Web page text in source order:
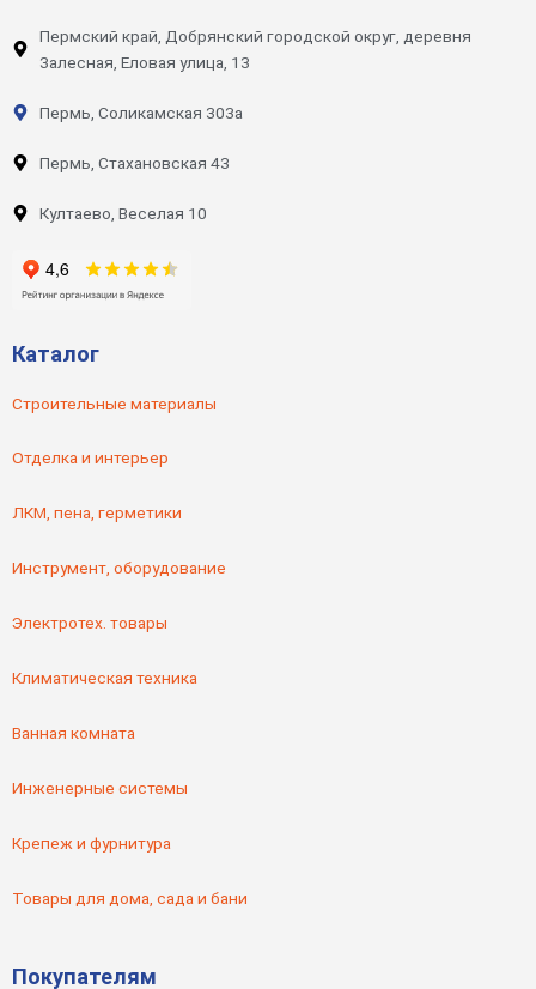
Пермский край, Добрянский городской округ, деревня
Залесная, Еловая улица, 13
Пермь, Соликамская 303а
Пермь, Стахановская 43
Култаево, Веселая 10
Каталог
Строительные материалы
Отделка и интерьер
ЛКМ, пена, герметики
Инструмент, оборудование
Электротех. товары
Климатическая техника
Ванная комната
Инженерные системы
Крепеж и фурнитура
Товары для дома, сада и бани
Покупателям